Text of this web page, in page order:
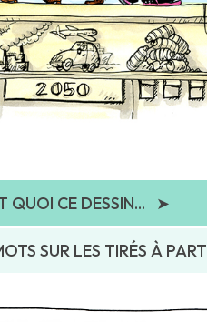
QUOI CE DESSIN... ➤
SUR LES TIRÉS À PART